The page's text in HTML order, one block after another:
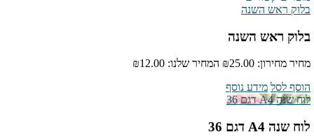
בלוק ראש השנה
בלוק ראש השנה
מחיר מחירון: ₪25.00 המחיר שלנו: ₪12.00
הוסף לסל מידע נוסף
לוח שנה A4 דגם 36
לוח שנה A4 דגם 36